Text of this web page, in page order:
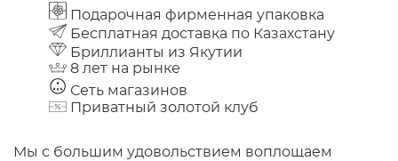
Подарочная фирменная упаковка
Бесплатная доставка по Казахстану
Бриллианты из Якутии
8 лет на рынке
Сеть магазинов
Приватный золотой клуб
Мы с большим удовольствием воплощаем